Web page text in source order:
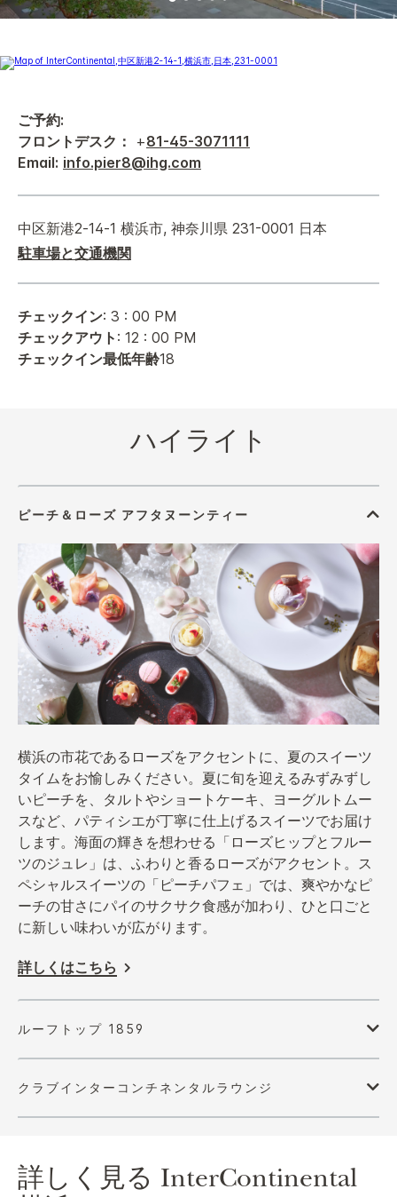
ご予約:
フロントデスク：
+81-45-3071111
Email: info.pier8@ihg.com
中区新港2‐14‐1 横浜市, 神奈川県 231-0001 日本
駐車場と交通機関
チェックイン: 3 : 00 PM
チェックアウト : 12 : 00 PM
チェックイン最低年齢18
ハイライト
横浜の市花であるローズをアクセントに、夏のスイーツ
タイムをお愉しみください。夏に旬を迎えるみずみずし
いピーチを、タルトやショートケーキ、ヨーグルトムー
スなど、パティシエが丁寧に仕上げるスイーツでお届け
します。海面の輝きを想わせる「ローズヒップとフルー
ツのジュレ」は、ふわりと香るローズがアクセント。ス
ペシャルスイーツの「ピーチパフェ」では、爽やかなピ
ーチの甘さにパイのサクサク食感が加わり、ひと口ごと
に新しい味わいが広がります。
詳しくはこちら
詳しく見る InterContinental